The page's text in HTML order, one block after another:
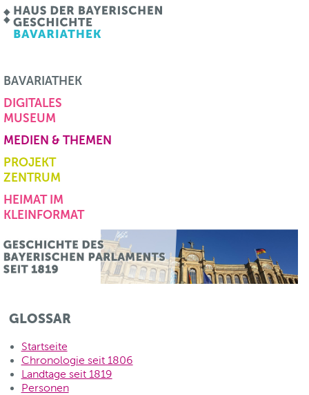
BAVARIATHEK
DIGITALES
MUSEUM
MEDIEN & THEMEN
PROJEKT
ZENTRUM
HEIMAT IM
KLEINFORMAT
GLOSSAR
Startseite
Chronologie seit 1806
Landtage seit 1819
Personen